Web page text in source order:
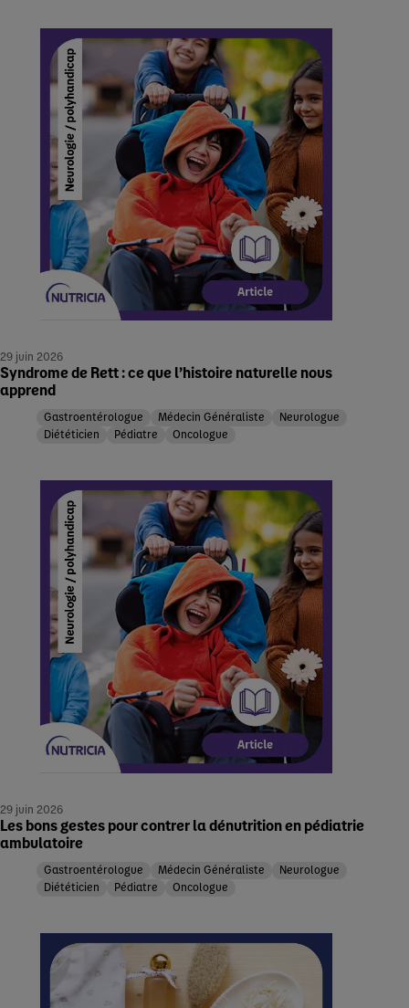
29 juin 2026
Syndrome de Rett : ce que l’histoire naturelle nous
apprend
Gastroentérologue Médecin Généraliste
Neurologue
Diététicien
Pédiatre Oncologue
29 juin 2026
Les bons gestes pour contrer la dénutrition en pédiatrie
ambulatoire
Gastroentérologue Médecin Généraliste
Neurologue
Diététicien
Pédiatre Oncologue